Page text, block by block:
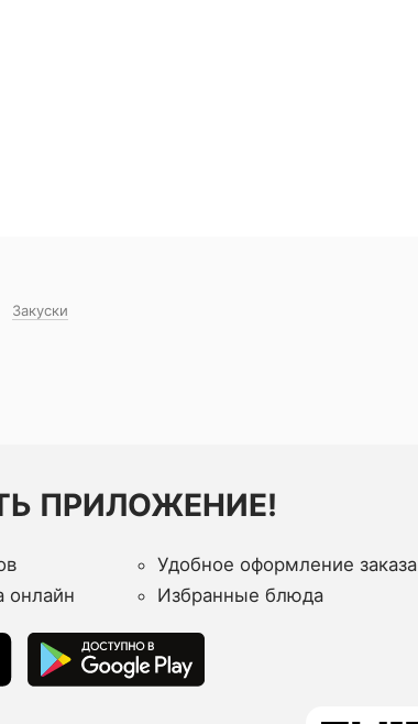
Закуски
ПРИЛОЖЕНИЕ!
Удобное оформление заказа
онлайн
Избранные блюда